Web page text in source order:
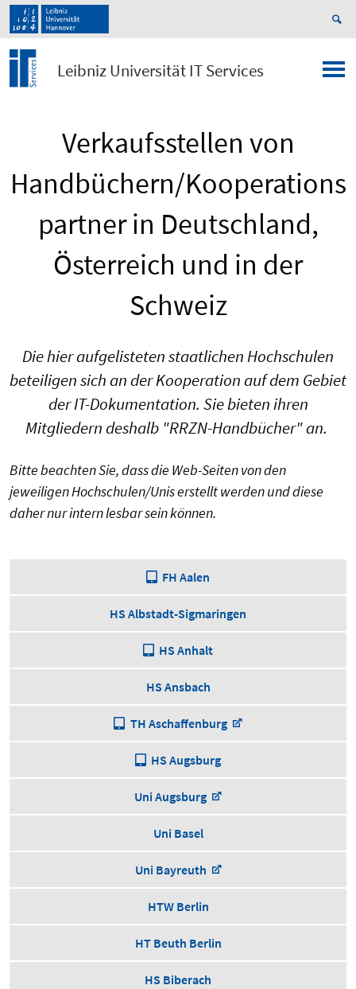
Leibniz Universität IT Services
Verkaufsstellen von
Handbüchern/Kooperations
partner in Deutschland,
Österreich und in der
Schweiz
Die hier aufgelisteten staatlichen Hochschulen
beteiligen sich an der Kooperation auf dem Gebiet
der IT-Dokumentation. Sie bieten ihren
Mitgliedern deshalb "RRZN-Handbücher" an.
Bitte beachten Sie, dass die Web-Seiten von den
jeweiligen Hochschulen/Unis erstellt werden und diese
daher nur intern lesbar sein können.
FH Aalen
HS Albstadt-Sigmaringen
HS Anhalt
HS Ansbach
TH Aschaffenburg
HS Augsburg
Uni Augsburg
Uni Basel
Uni Bayreuth
HTW Berlin
HT Beuth Berlin
HS Biberach